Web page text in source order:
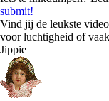
submit!
Vind jij de leukste
voor luchtigheid of
Jippie